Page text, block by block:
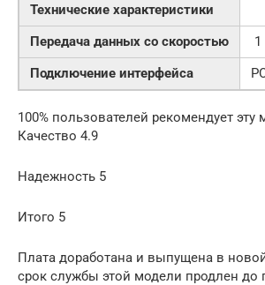
Технические характеристики
Передача данных со скоростью
1
Подключение интерфейса
100% пользователей рекомендует эту
Качество 4.9
Надежность 5
Итого 5
Плата доработана и выпущена в
срок службы этой модели продлен до